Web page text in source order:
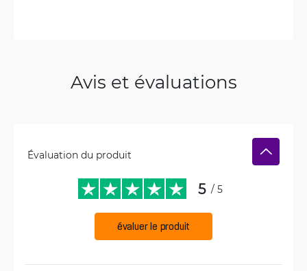
Avis et évaluations
Évaluation du produit
5 / 5
évaluer le produit